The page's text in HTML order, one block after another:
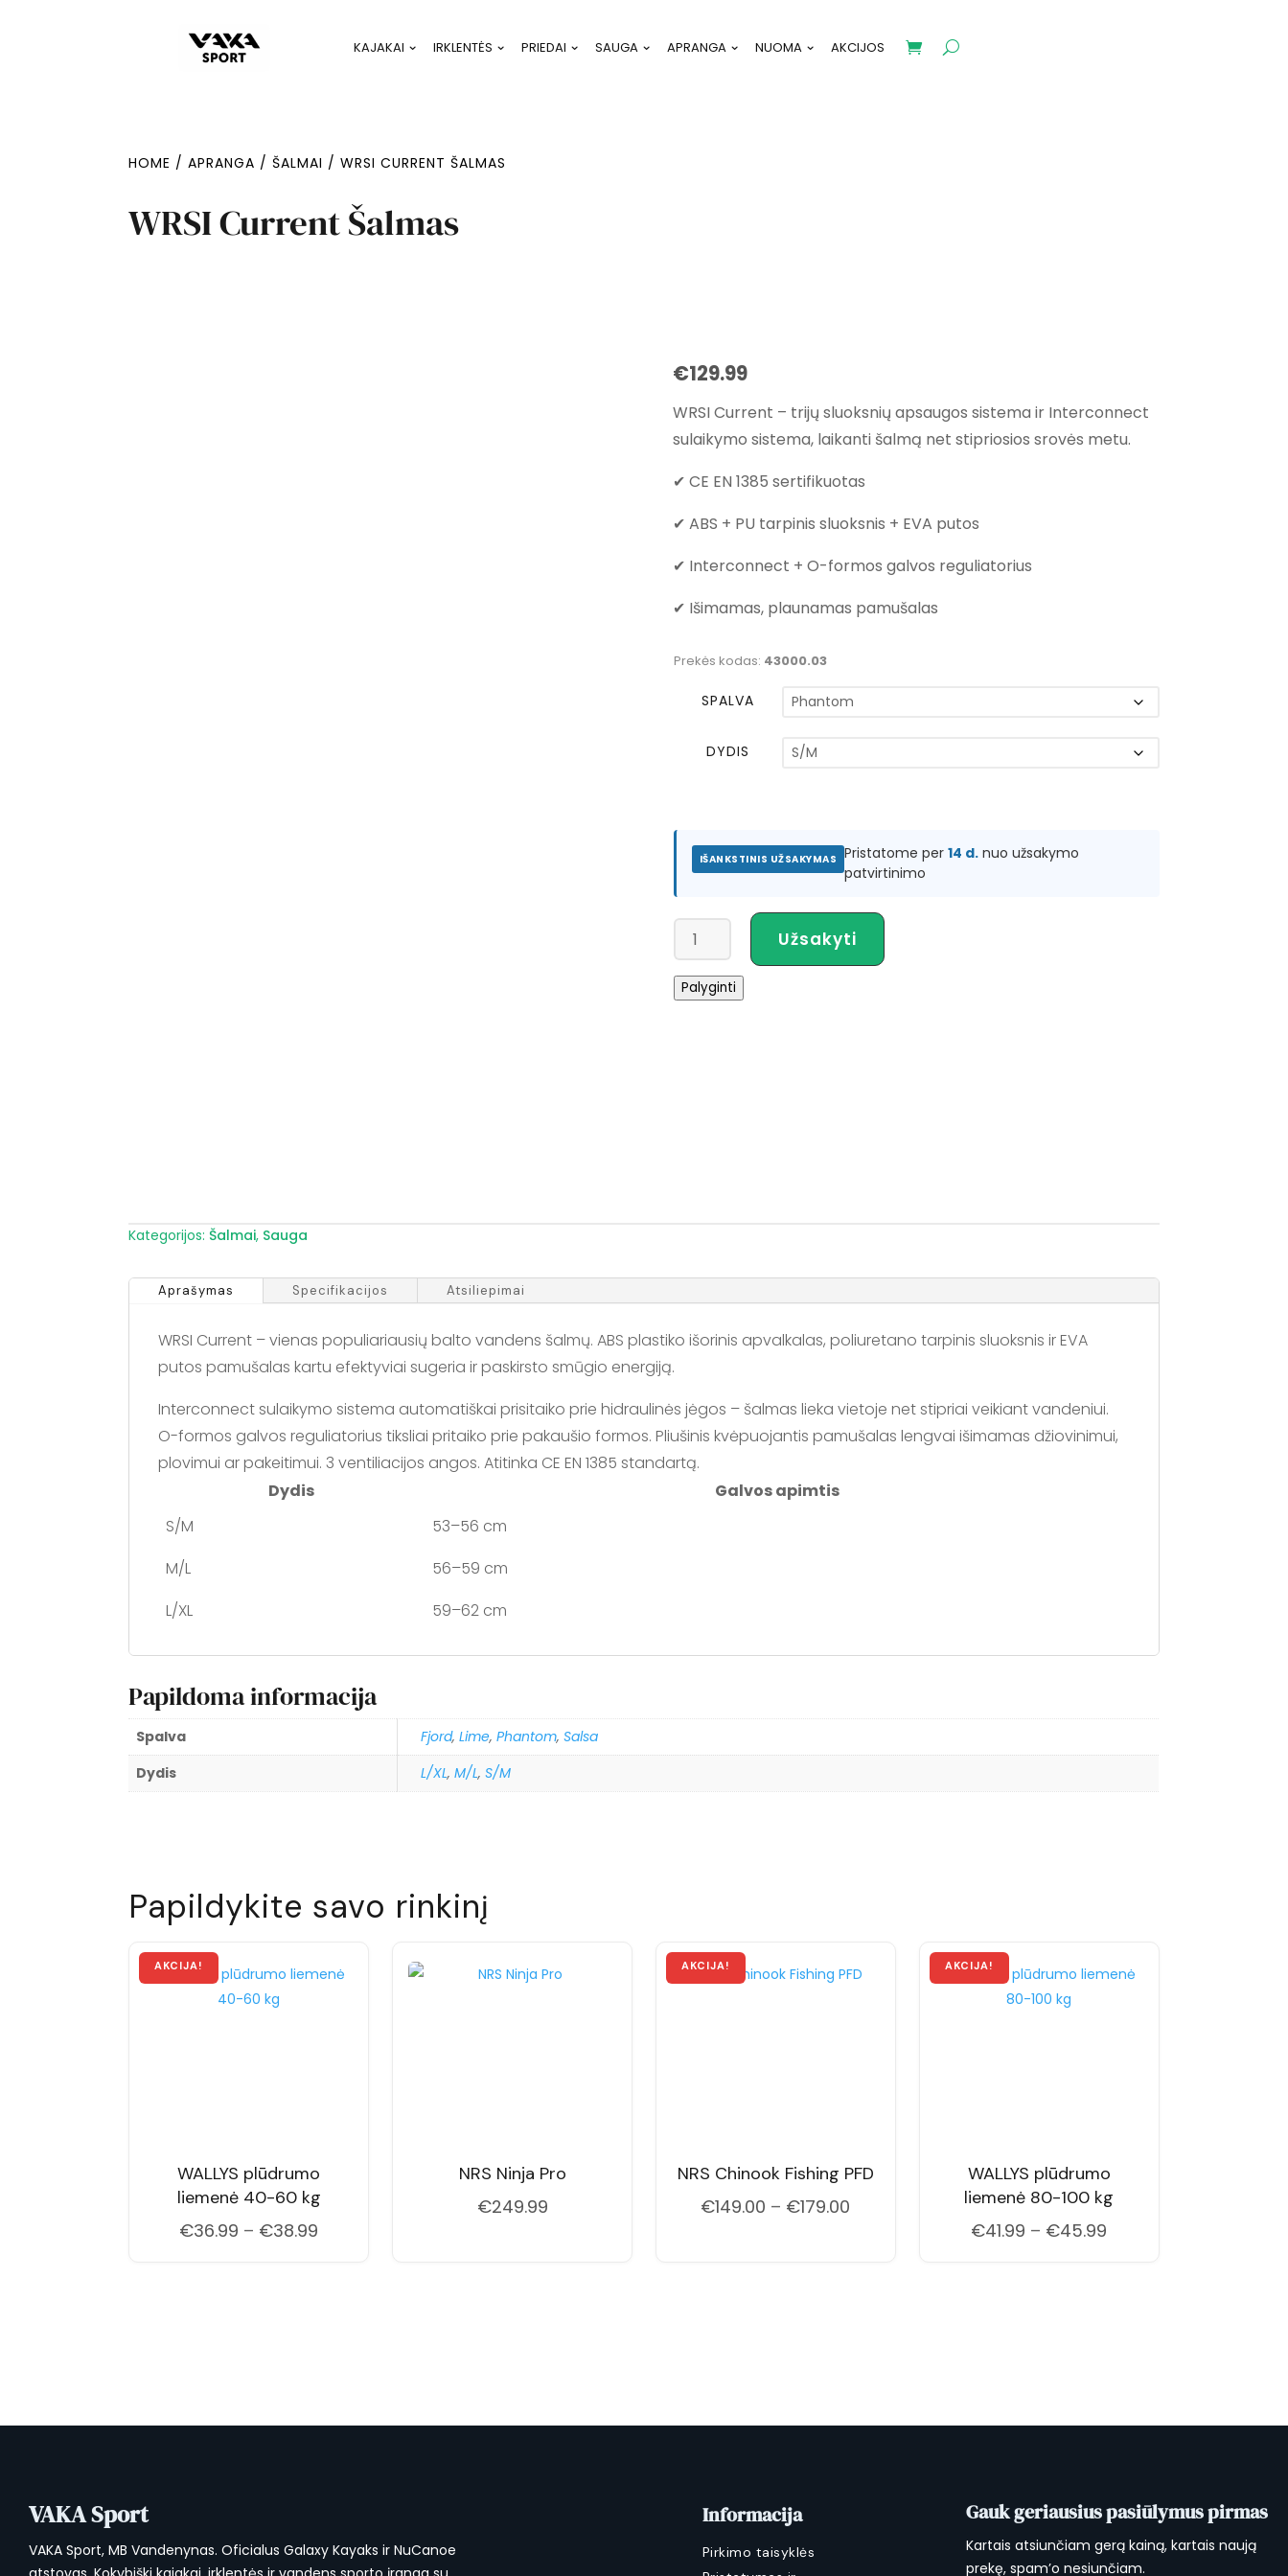
KAJAKAI IRKLENTĖS PRIEDAI SAUGA APRANGA NUOMA AKCIJOS
HOME /APRANGA /ŠALMAI / WRSI CURRENT ŠALMAS
WRSI Current Šalmas
€129.99
WRSI Current – trijų sluoksnių apsaugos sistema ir Interconnect
sulaikymo sistema, laikanti šalmą net stipriosios srovės metu.
✔ CE EN 1385 sertifikuotas
✔ ABS + PU tarpinis sluoksnis + EVA putos
✔ Interconnect + O-formos galvos reguliatorius
✔ Išimamas, plaunamas pamušalas
Prekės kodas: 43000.03
SPALVA
DYDIS
IŠANKSTINIS UŽSAKYMAS Pristatome per14 d. nuo užsakymo
patvirtinimo
kiekis:
WRSI
Current
Užsakyti
Palyginti
Kategorijos: Šalmai, Sauga
Aprašymas Specifikacijos Atsiliepimai
WRSI Current – vienas populiariausių balto vandens šalmų. ABS plastiko išorinis apvalkalas, poliuretano tarpinis sluoksnis ir EVA
putos pamušalas kartu efektyviai sugeria ir paskirsto smūgio energiją.
Interconnect sulaikymo sistema automatiškai prisitaiko prie hidraulinės jėgos – šalmas lieka vietoje net stipriai veikiant vandeniui.
O-formos galvos reguliatorius tiksliai pritaiko prie pakaušio formos. Pliušinis kvėpuojantis pamušalas lengvai išimamas džiovinimui,
plovimui ar pakeitimui. 3 ventiliacijos angos. Atitinka CE EN 1385 standartą.
Dydis
Galvos apimtis
S/M
53–56 cm
M/L
56–59 cm
L/XL
59–62 cm
Papildoma informacija
Spalva Fjord,Lime,Phantom,Salsa
Dydis
L/XL,M/L,S/M
Papildykite savo rinkinį
WALLYS plūdrumo
liemenė 40-60 kg
€36.99 – €38.99
NRS Ninja Pro
€249.99
NRS Chinook Fishing PFD
€149.00 – €179.00
WALLYS plūdrumo
liemenė 80-100 kg
€41.99 – €45.99
VAKA Sport
VAKA Sport, MB Vandenynas. Oficialus Galaxy Kayaks ir NuCanoe
Informacija
Pirkimo taisyklės
Gauk geriausius pasiūlymus pirmas
Kartais atsiunčiam gerą kainą, kartais naują
prekę, spam’o nesiunčiam.